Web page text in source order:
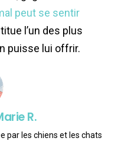
peut se sentir
l’un des plus
puisse lui offrir.
R.
par les chiens et les chats